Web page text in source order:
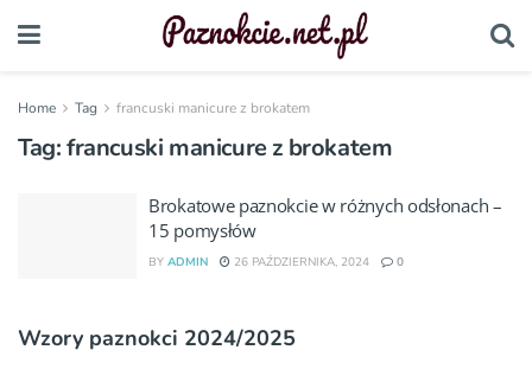
Home Tag francuski manicure z brokatem
Tag:francuski manicure z brokatem
Brokatowe paznokcie w różnych odsłonach –
15 pomysłów
BY ADMIN 26 PAŹDZIERNIKA, 2024 0
Wzory paznokci 2024/2025